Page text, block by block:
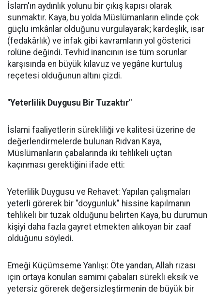
İslam'ın aydınlık yolunu bir çıkış kapısı olarak
sunmaktır. Kaya, bu yolda Müslümanların elinde çok
güçlü imkânlar olduğunu vurgulayarak; kardeşlik, isar
(fedakârlık) ve infak gibi kavramların yol gösterici
rolüne değindi. Tevhid inancının ise tüm sorunlar
karşısında en büyük kılavuz ve yegâne kurtuluş
reçetesi olduğunun altını çizdi.
"Yeterlilik Duygusu Bir Tuzaktır"
İslami faaliyetlerin sürekliliği ve kalitesi üzerine de
değerlendirmelerde bulunan Rıdvan Kaya,
Müslümanların çabalarında iki tehlikeli uçtan
kaçınması gerektiğini ifade etti:
Yeterlilik Duygusu ve Rehavet: Yapılan çalışmaları
yeterli görerek bir "doygunluk" hissine kapılmanın
tehlikeli bir tuzak olduğunu belirten Kaya, bu durumun
kişiyi daha fazla gayret etmekten alıkoyan bir zaaf
olduğunu söyledi.
Emeği Küçümseme Yanlışı: Öte yandan, Allah rızası
için ortaya konulan samimi çabaları sürekli eksik ve
yetersiz görerek değersizleştirmenin de büyük bir